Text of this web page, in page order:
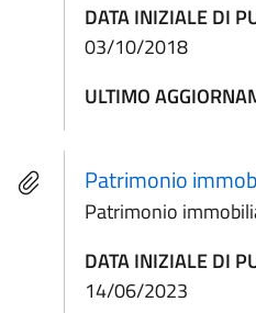
DATA INIZIALE DI
03/10/2018
ULTIMO
Patrimonio
Patrimonio
DATA INIZIALE DI
14/06/2023